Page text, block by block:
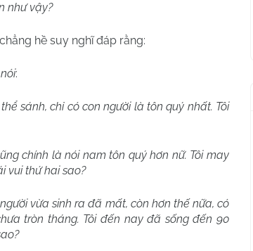
như vậy?
hề suy nghĩ đáp rằng:
:
sánh, chỉ có con người là tôn quý nhất. Tôi
chính là nói nam tôn quý hơn nữ. Tôi may
vui thứ hai sao?
vừa sinh ra đã mất, còn hơn thế nữa, có
tròn tháng. Tôi đến nay đã sống đến 90